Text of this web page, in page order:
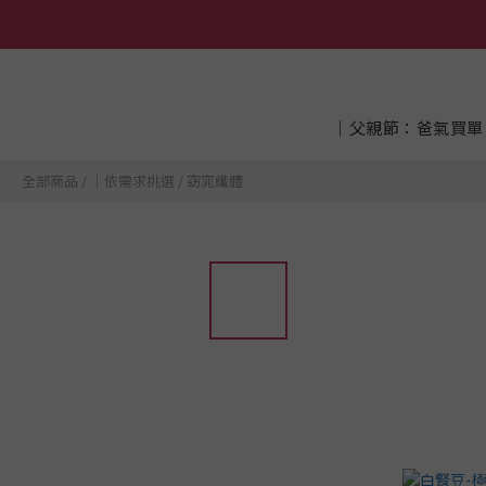
│父親節：爸氣買單
全部商品 / │依需求挑選 / 窈窕纖體